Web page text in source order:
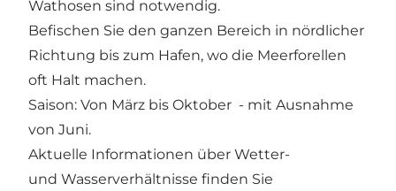
Wathosen sind notwendig.
Befischen Sie den ganzen Bereich in nördlicher
Richtung bis zum Hafen, wo die Meerforellen
oft Halt machen.
Saison: Von März bis Oktober - mit Ausnahme
von Juni.
Aktuelle Informationen über Wetter-
und Wasserverhältnisse finden Sie